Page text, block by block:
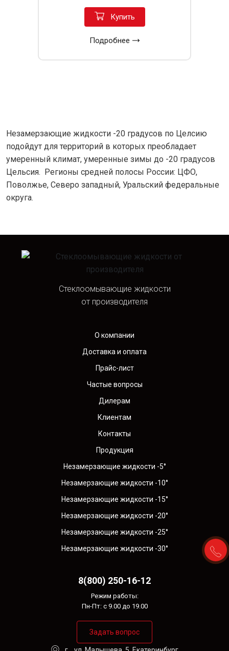
Купить
Подробнее
Незамерзающие жидкости -20 градусов по Целсию
подойдут для территорий в которых преобладает
умеренный климат, умеренные зимы до -20 градусов
Цельсия. Регионы средней полосы России: ЦФО,
Поволжье, Северо западный, Уральский федеральные
округа.
Стеклоомывающие жидкости
от производителя
О компании
Доставка и оплата
Прайс-лист
Частые вопросы
Дилерам
Клиентам
Контакты
Продукция
Незамерзающие жидкости -5°
Незамерзающие жидкости -10°
Незамерзающие жидкости -15°
Незамерзающие жидкости -20°
Незамерзающие жидкости -25°
Незамерзающие жидкости -30°
8(800) 250-16-12
Режим работы:
Пн-Пт: с 9.00 до 19.00
Задать вопрос